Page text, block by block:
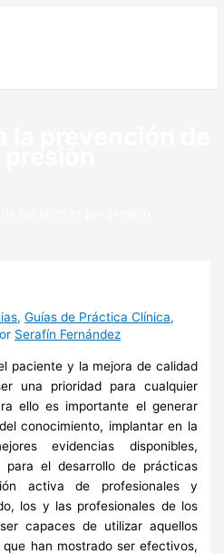
,Guías de Práctica Clínica,
Serafín Fernández
paciente y la mejora de calidad
una prioridad para cualquier
ello es importante el generar
conocimiento, implantar en la
evidencias disponibles,
para el desarrollo de prácticas
activa de profesionales y
los y las profesionales de los
capaces de utilizar aquellos
han mostrado ser efectivos,